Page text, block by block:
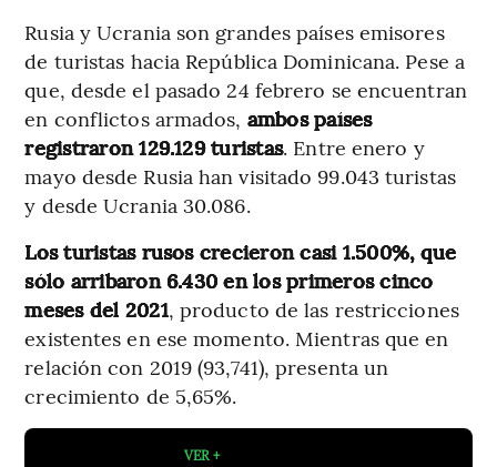
Rusia y Ucrania son grandes países emisores
de turistas hacia República Dominicana. Pese a
que, desde el pasado 24 febrero se encuentran
en conflictos armados, ambos países
registraron 129.129 turistas. Entre enero y
mayo desde Rusia han visitado 99.043 turistas
y desde Ucrania 30.086.
Los turistas rusos crecieron casi 1.500%, que
sólo arribaron 6.430 en los primeros cinco
meses del 2021, producto de las restricciones
existentes en ese momento. Mientras que en
relación con 2019 (93,741), presenta un
crecimiento de 5,65%.
VER +